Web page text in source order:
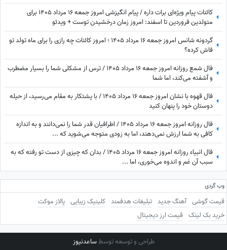
کائنات پیام ویژه‌ای برات داره / پیام انگیزشی امروز جمعه 16 مرداد 1405 برای
متولدین فروردین تا اسفند: امروز زمان درخشیدن توست + ویدئو
گردونه شانس امروز جمعه 16 مرداد 1405 ؛ امروز کائنات چه رازی را برای ماه تولد تو
فاش کرده؟
فال شمع روزانه امروز جمعه 16 مرداد 1405 / ترس از مشکلی شما را بسیار مضطرب
و آشفته می‌کند، اما شما
فال قهوه با نشان امروز جمعه 16 مرداد 1405 / با پشتکار به مقام می‌رسید، از حیله
دوستان خود را پنهان کنید
فال روزانه امروز جمعه 16 مرداد 1405 / اطرافیان قدر شما را نمی‌دانند و به اندازه
کافی به شما ارزش نمی‌دهند، اما به زودی متوجه می‌شوید که ...
فال انبیاء روزانه امروز جمعه 16 مرداد 1405 / بدان که چیزی از دست تو رفته که به
سبب آن غم و اندوه می‌خوری، اما ...
وب گردی
قیمت گوشی آهنگ جدید تبلیغات هدفمند کلینیک زیبایی پالاز موکت
خرید بک لینک قیمت ارز دیجیتال
طراحی و توسعه توسطساعدنیوز